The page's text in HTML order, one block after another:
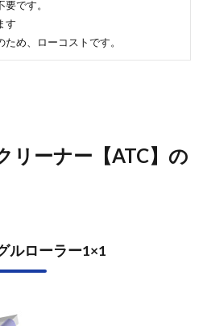
です。
す
ため、ローコストです。
リーナー【ATC】の
ルローラー1×1